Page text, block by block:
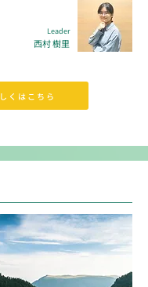
Leader
西村 樹里
くはこちら